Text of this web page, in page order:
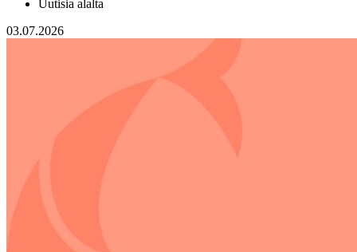
Uutisia alalta
03.07.2026